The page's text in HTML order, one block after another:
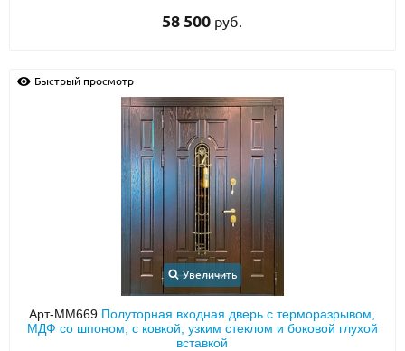
58 500 руб.
Быстрый просмотр
Увеличить
Арт-ММ669 Полуторная входная дверь с терморазрывом,
МДФ со шпоном, с ковкой, узким стеклом и боковой глухой
вставкой